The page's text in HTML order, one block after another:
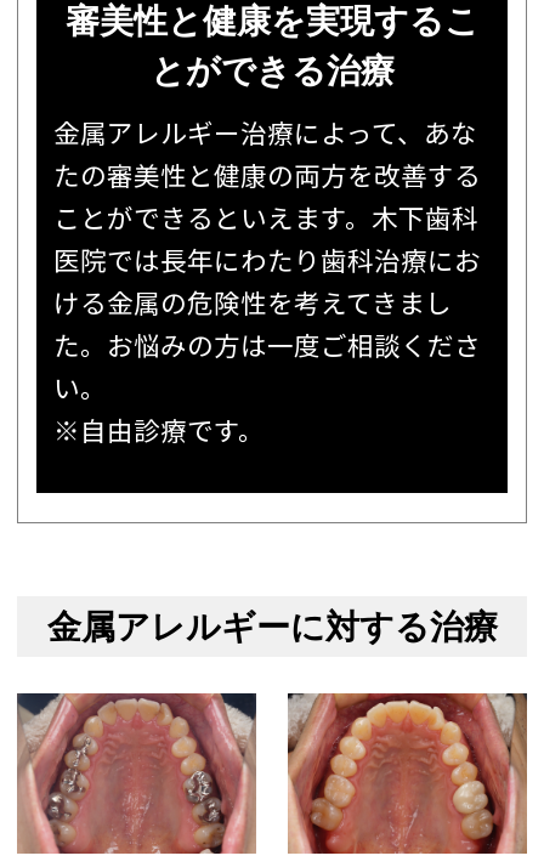
審美性と健康を実現するこ
とができる治療
金属アレルギー治療によって、あな
たの審美性と健康の両方を改善する
ことができるといえます。木下歯科
医院では長年にわたり歯科治療にお
ける金属の危険性を考えてきまし
た。お悩みの方は一度ご相談くださ
い。
※自由診療です。
金属アレルギーに対する治療